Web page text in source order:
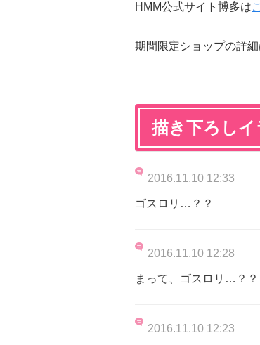
HMM公式サイト博多は
期間限定ショップの詳
描き下ろし
2016.11.10 12:33
ゴスロリ…？？
2016.11.10 12:28
まって、ゴスロリ…？？
2016.11.10 12:23